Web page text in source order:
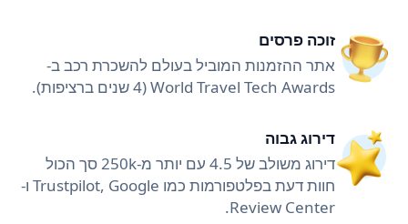
זוכה פרסים
אתר ההזמנות המוביל בעולם להשכרת רכב ב-
World Travel Tech Awards (4 שנים ברציפות).
דירוג גבוה
דירוג משולב של 4.5 עם יותר מ-250k סך הכול
חוות דעת בפלטפורמות כמו Trustpilot, Google ו-
Review Center.